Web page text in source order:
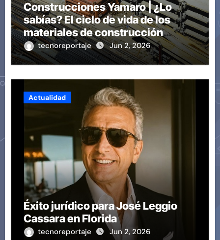
Construcciones Yamaro | ¿Lo
sabías? El ciclo de vida de los
materiales de construcción
revoluciona eficiencia en
proyectos modernos
tecnoreportaje Jun 2, 2026
Actualidad
Éxito jurídico para José Leggio
Cassara en Florida
tecnoreportaje Jun 2, 2026